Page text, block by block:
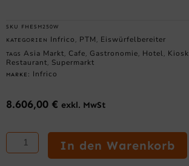
SKU FHESM250W
KATEGORIEN Infrico , PTM , Eiswürfelbereiter
TAGS Asia Markt , Cafe , Gastronomie , Hotel , Kiosk
Restaurant , Supermarkt
MARKE: Infrico
8.606,00 € exkl. MwSt
Scherbeneismaschine
Remote
FHESM250W
In den Warenkorb